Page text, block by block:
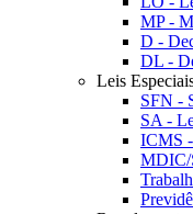
MP -
D -
DL -
Leis
SFN -
SA -
ICMS
MDIC/